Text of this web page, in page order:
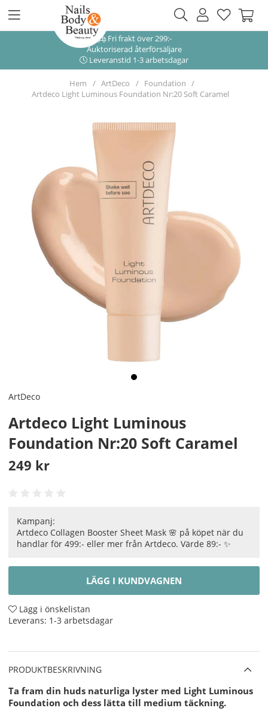
Fri frakt över 299:-
Auktoriserad återförsäljare
Leveranstid 1-3 arbetsdagar
Hem ArtDeco
Foundation
Artdeco Light Luminous Foundation Nr:20 Soft Caramel
ArtDeco
Artdeco Light Luminous
Foundation Nr:20 Soft Caramel
249 kr
Kampanj:
Artdeco Collagen Booster Sheet Mask 🌸 på köpet när du
handlar för 499:- eller mer från Artdeco. Värde 89:- ✨
LÄGG I KUNDVAGNEN
Lägg i önskelistan
Leverans: 1-3 arbetsdagar
PRODUKTBESKRIVNING
Ta fram din huds naturliga lyster med Light Luminous
Foundation och dess lätta till medium täckning.